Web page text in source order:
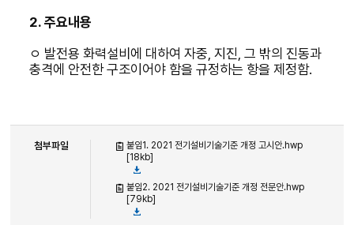
2.주요내용
ㅇ 발전용 화력설비에 대하여 자중,지진,그 밖의 진동과
충격에 안전한 구조이어야 함을 규정하는 항을 제정함.
첨부파일
붙임1. 2021 전기설비기술기준 개정 고시안.hwp
[18kb]
붙임2. 2021 전기설비기술기준 개정 전문안.hwp
[79kb]